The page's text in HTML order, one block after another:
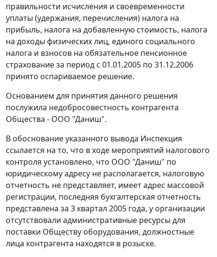
правильности исчисления и своевременности
уплаты (удержания, перечисления) налога на
прибыль, налога на добавленную стоимость, налога
на доходы физических лиц, единого социального
налога и взносов на обязательное пенсионное
страхование за период с 01.01.2005 по 31.12.2006
принято оспариваемое решение.
Основанием для принятия данного решения
послужила недобросовестность контрагента
Общества - ООО "Даниш".
В обоснование указанного вывода Инспекция
ссылается на то, что в ходе мероприятий налогового
контроля установлено, что ООО "Даниш" по
юридическому адресу не располагается, налоговую
отчетность не представляет, имеет адрес массовой
регистрации, последняя бухгалтерская отчетность
представлена за 3 квартал 2005 года, у организации
отсутствовали административные ресурсы для
поставки Обществу оборудования, должностные
лица контрагента находятся в розыске.